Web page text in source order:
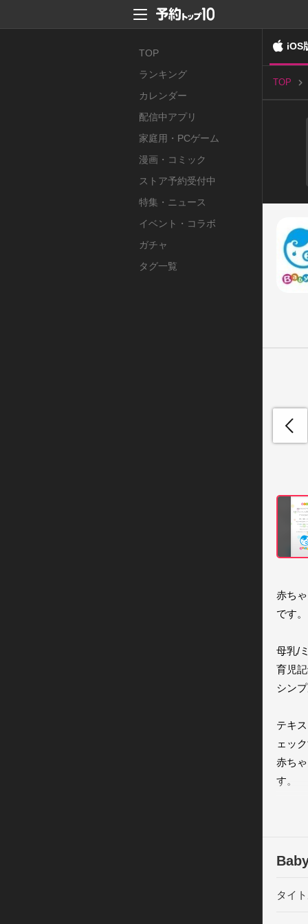
TOP
ランキング
カレンダー
配信中アプリ
家庭用・PCゲーム
漫画・コミック
ストア予約受付中
特集・ニュース
イベント・コラボ
ガチャ
タグ一覧
iOS
TOP
赤ち
です。
母乳/
育児
シン
テキ
ェッ
赤ち
す。
タイ